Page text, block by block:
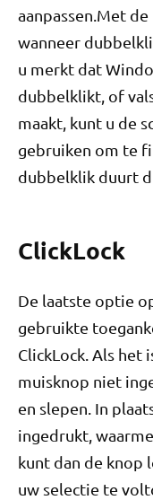
aanpassen.Met
wanneer
u merkt dat
dubbelklikt, of
maakt, kunt u de
gebruiken om te
dubbelklik duurt
ClickLock
De laatste optie
gebruikte
ClickLock. Als het
muisknop niet
en slepen. In
ingedrukt,
kunt dan de knop
uw selectie te